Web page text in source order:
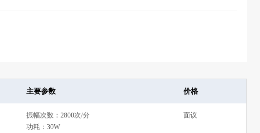
主要参数 价格
振幅次数：2800次/分
功耗：30W
面议